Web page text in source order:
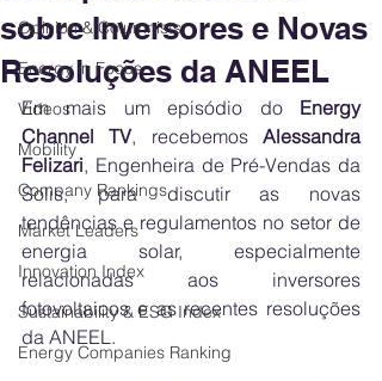
Opinion & Columnists
Energy in Focus
Videos
Mobility
Company Rankings
Market Leaders
Innovation Index
Sustainability & ESG Index
Energy Companies Ranking
sobre Inversores e Novas
Resoluções da ANEEL
Em mais um episódio do Energy
Channel TV, recebemos Alessandra
Felizari, Engenheira de Pré-Vendas da
Solis, para discutir as novas
tendências e regulamentos no setor de
energia solar, especialmente
relacionadas aos inversores
fotovoltaicos e as recentes resoluções
da ANEEL.